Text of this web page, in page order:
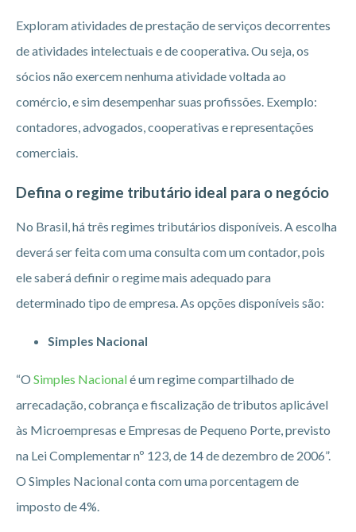
Exploram atividades de prestação de serviços decorrentes
de atividades intelectuais e de cooperativa. Ou seja, os
sócios não exercem nenhuma atividade voltada ao
comércio, e sim desempenhar suas profissões. Exemplo:
contadores, advogados, cooperativas e representações
comerciais.
Defina o regime tributário ideal para o negócio
No Brasil, há três regimes tributários disponíveis. A escolha
deverá ser feita com uma consulta com um contador, pois
ele saberá definir o regime mais adequado para
determinado tipo de empresa. As opções disponíveis são:
Simples Nacional
“O Simples Nacionalé um regime compartilhado de
arrecadação, cobrança e fiscalização de tributos aplicável
às Microempresas e Empresas de Pequeno Porte, previsto
na Lei Complementar nº 123, de 14 de dezembro de 2006”.
O Simples Nacional conta com uma porcentagem de
imposto de 4%.